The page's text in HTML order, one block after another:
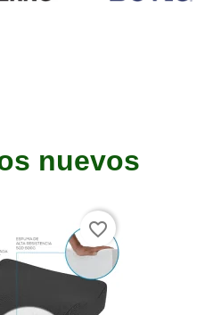
nuevos
favorite_border